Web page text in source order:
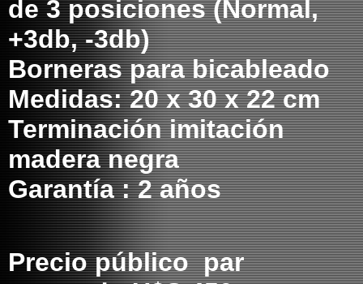
de 3 posiciones (Normal,
+3db, -3db)
Borneras para bicableado
Medidas: 20 x 30 x 22 cm
Terminación imitación
madera negra
Garantía : 2 años
Precio público par